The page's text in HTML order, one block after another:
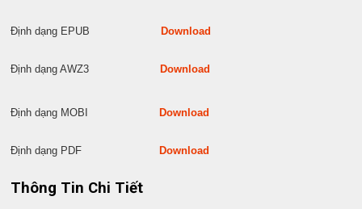
Định dạng EPUB Download
Định dạng AWZ3 Download
Định dạng MOBI Download
Định dạng PDF Download
Thông Tin Chi Tiết